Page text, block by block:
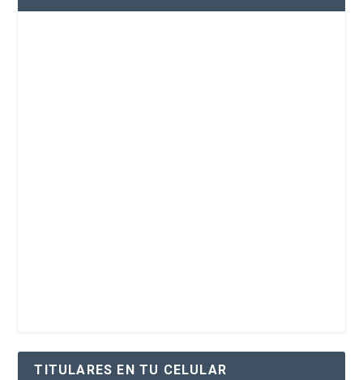
TITULARES EN TU CELULAR